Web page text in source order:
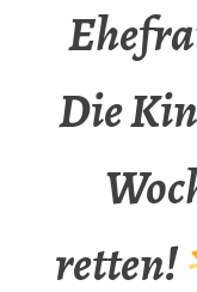
Die
retten!